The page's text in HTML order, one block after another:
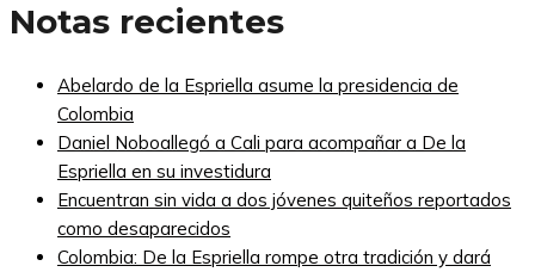
Notas recientes
Abelardo de la Espriella asume la presidencia de
Colombia
Daniel Noboallegó a Cali para acompañar a De la
Espriella en su investidura
Encuentran sin vida a dos jóvenes quiteños reportados
como desaparecidos
Colombia: De la Espriella rompe otra tradición y dará